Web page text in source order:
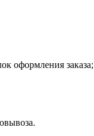
оформления заказа;